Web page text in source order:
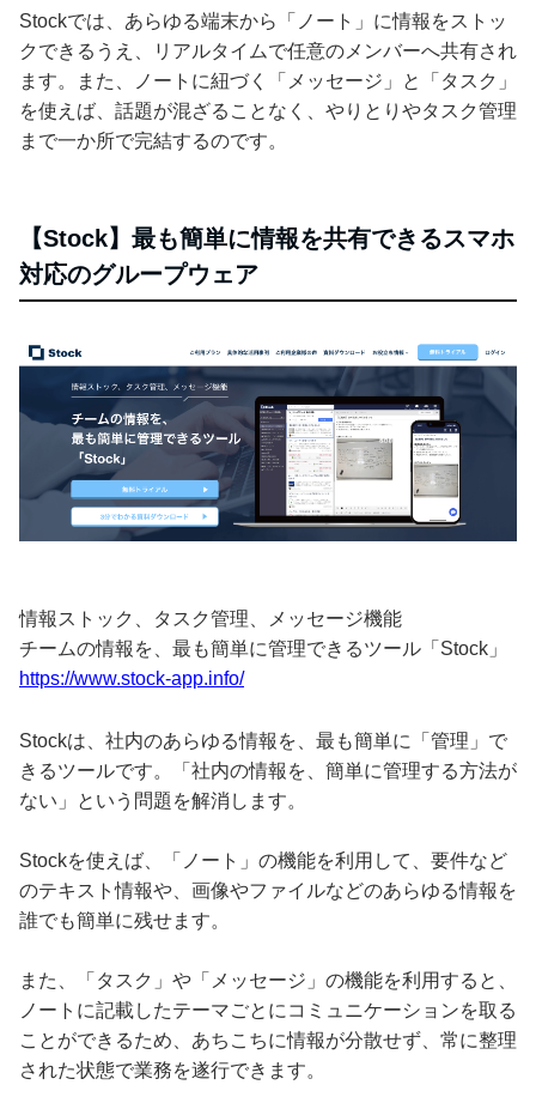
Stockでは、あらゆる端末から「ノート」に情報をストッ
クできるうえ、リアルタイムで任意のメンバーへ共有され
ます。また、ノートに紐づく「メッセージ」と「タスク」
を使えば、話題が混ざることなく、やりとりやタスク管理
まで一か所で完結するのです。
【Stock】最も簡単に情報を共有できるスマホ
対応のグループウェア
情報ストック、タスク管理、メッセージ機能
チームの情報を、最も簡単に管理できるツール「Stock」
https://www.stock-app.info/
Stockは、社内のあらゆる情報を、最も簡単に「管理」で
きるツールです。「社内の情報を、簡単に管理する方法が
ない」という問題を解消します。
Stockを使えば、「ノート」の機能を利用して、要件など
のテキスト情報や、画像やファイルなどのあらゆる情報を
誰でも簡単に残せます。
また、「タスク」や「メッセージ」の機能を利用すると、
ノートに記載したテーマごとにコミュニケーションを取る
ことができるため、あちこちに情報が分散せず、常に整理
された状態で業務を遂行できます。